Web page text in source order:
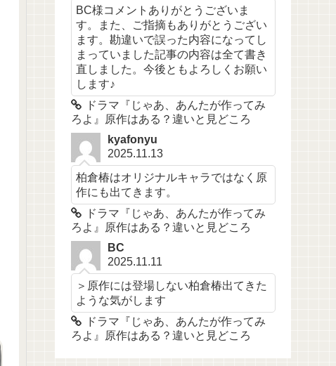
BC様コメントありがとうございま
す。また、ご指摘もありがとうござい
ます。勘違いで誤った内容になってし
まっていました記事の内容は全て書き
直しました。今後ともよろしくお願い
します♪
ドラマ『じゃあ、あんたが作ってみ
ろよ』原作はある？違いと見どころ
kyafonyu
2025.11.13
柏倉椿はオリジナルキャラではなく原
作にも出てきます。
ドラマ『じゃあ、あんたが作ってみ
ろよ』原作はある？違いと見どころ
BC
2025.11.11
＞原作には登場しない柏倉椿出てきた
ような気がします
ドラマ『じゃあ、あんたが作ってみ
ろよ』原作はある？違いと見どころ